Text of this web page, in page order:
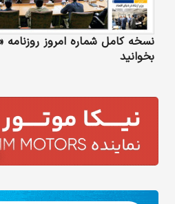
نسخه کامل شماره امروز روزنامه
بخوانید